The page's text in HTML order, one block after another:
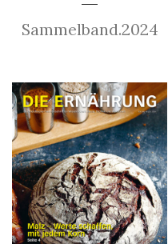
Sammelband.2024